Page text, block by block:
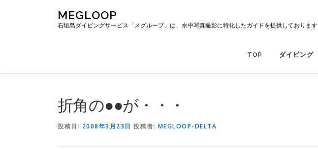
ス
MEGLOOP
石垣島ダイビングサービス「メグループ」は、水中写真撮影に特化したガイドを提供しております
TOP ダイビング
折角の●●が・・・
投稿日: 2008年3月23日 投稿者: MEGLOOP-DELTA